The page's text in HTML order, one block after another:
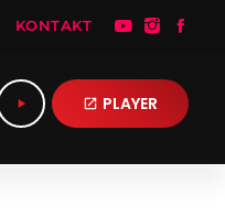
KONTAKT
play_arrow open_in_new PLAYER